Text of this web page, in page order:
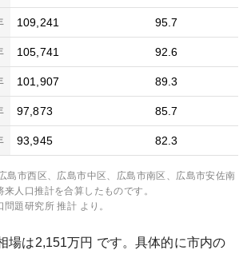
109,241 95.7
105,741 92.6
101,907 89.3
97,873 85.7
93,945 82.3
島市西区、広島市中区、広島市南区、広島市安佐南
来人口推計を合算したものです。
題研究所 推計 より。
場は2,151万円 です。具体的に市内の